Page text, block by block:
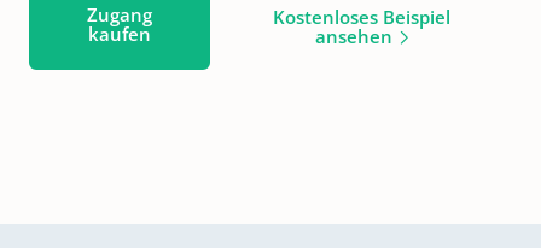
Zugang
kaufen
Kostenloses Beispiel
ansehen